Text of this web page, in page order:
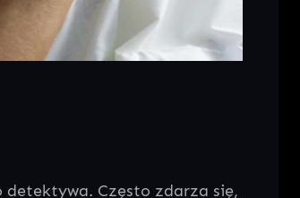
detektywa. Często zdarza się,